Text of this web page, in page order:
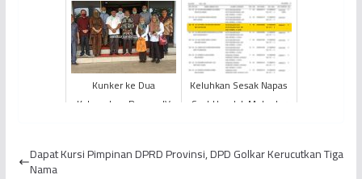
Meninggal Dunia
Literasi Digital Ulas Bijak
Berkomentar di...
Kunker ke Dua
Kabupaten, Pansus IV
Keluhkan Sesak Napas
Saat Hendak Melontar
Kabu...
Dapat Kursi Pimpinan DPRD Provinsi, DPD Golkar Kerucutkan Tiga
Nama